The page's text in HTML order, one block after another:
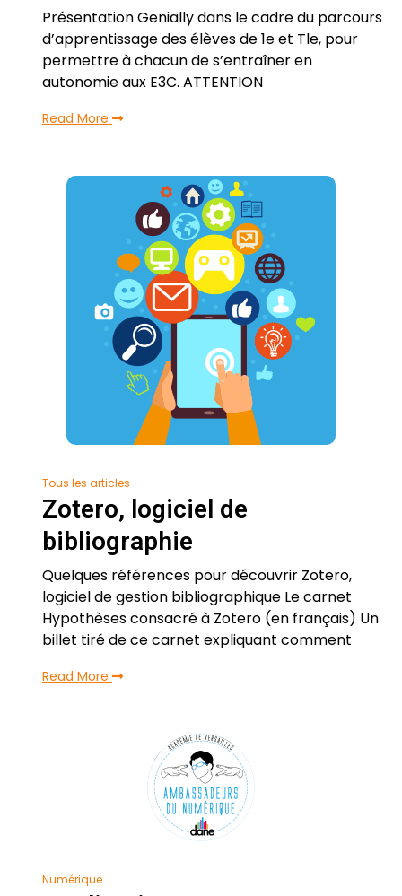
Présentation Genially dans le cadre du parcours
d’apprentissage des élèves de 1e et Tle, pour
permettre à chacun de s’entraîner en
autonomie aux E3C. ATTENTION
Read More
Tous les articles
Zotero, logiciel de
bibliographie
Quelques références pour découvrir Zotero,
logiciel de gestion bibliographique Le carnet
Hypothèses consacré à Zotero (en français) Un
billet tiré de ce carnet expliquant comment
Read More
Numérique